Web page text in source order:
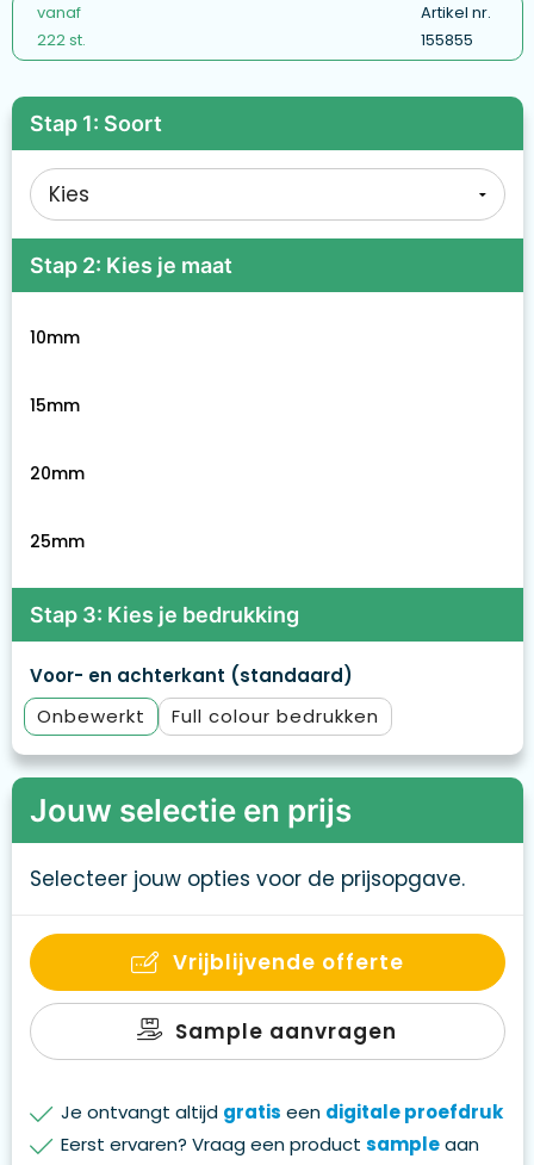
vanaf
222 st.
Artikel nr.
155855
Stap 1: Soort
Stap 2: Kies je maat
10mm
15mm
20mm
25mm
Stap 3: Kies je bedrukking
Voor- en achterkant (standaard)
Onbewerkt
Full colour
Jouw selectie en prijs
Selecteer jouw opties voor de prijsopgave.
Vrijblijvende offerte
Sample aanvragen
Je ontvangt altijd gratis een digitale proefdruk
Eerst ervaren? Vraag een product sampleaan